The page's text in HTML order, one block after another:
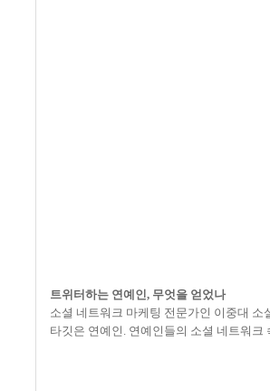
트위터하는 연예인, 무엇을 얻었나
소셜 네트워크 마케팅 전문가인 이중대 소
타깃은 연예인 . 연예인들의 소셜 네트워크